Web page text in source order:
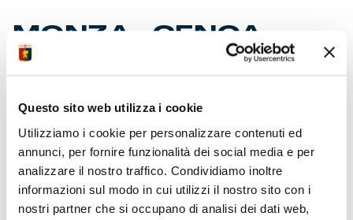
Questo sito web utilizza i cookie
Utilizziamo i cookie per personalizzare contenuti ed
annunci, per fornire funzionalità dei social media e per
analizzare il nostro traffico. Condividiamo inoltre
informazioni sul modo in cui utilizzi il nostro sito con i
nostri partner che si occupano di analisi dei dati web,
MONZA-GENOA,
PREVENDITA OSPITI
E’ scattata oggi la prevendita per l’incontro di sabato in
Brianza (20:45). I biglietti Settore Ospiti – Curva Nord –
sono riservati esclusivamente ai supporters rossoblù
residenti in Liguria e titolari di Dna Genoa.
Tagliandi disponibili online sulsito ufficiale del Genoa
e nelle ricevitorie del circuito Vivaticket. Ogni